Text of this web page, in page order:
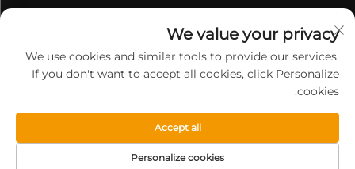
[email protected]
المدونة
We value your privacy
We use cookies and similar tools to provide our services.
If you don't want to accept all cookies, click Personalize
cookies.
Personalize cookies
Accept all